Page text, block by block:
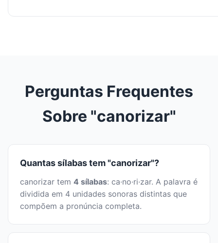
Perguntas Frequentes
Sobre "canorizar"
Quantas sílabas tem "canorizar"?
canorizar tem 4 sílabas: ca·no·ri·zar. A palavra é
dividida em 4 unidades sonoras distintas que
compõem a pronúncia completa.